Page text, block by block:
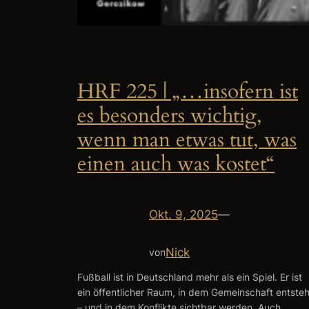
HRF 225 | „…insofern ist
es besonders wichtig,
wenn man etwas tut, was
einen auch was kostet“
Okt. 9, 2025—
vonNick
Fußball ist in Deutschland mehr als ein Spiel. Er ist
ein öffentlicher Raum, in dem Gemeinschaft